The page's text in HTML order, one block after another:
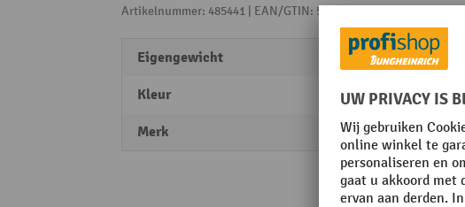
Artikelnummer: 485441 | EAN/GTIN: 5051143000384
Eigengewicht 0,5 kg
Kleur zwart
Merk ALPHA Paletten